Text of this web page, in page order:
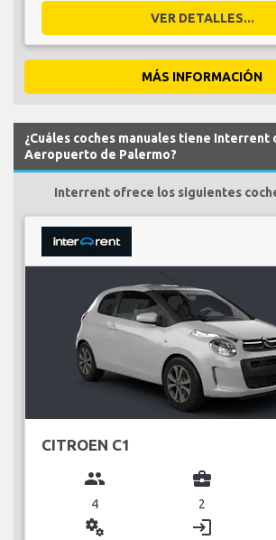
VER DETALLES...
MÁS INFORMACIÓN
¿Cuáles coches manuales tiene Interrent
Aeropuerto de Palermo?
Interrent ofrece los siguientes
CITROEN C1
group
4
business_center
2
miscellaneous_services login